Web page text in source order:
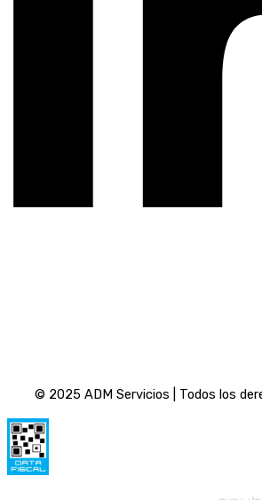
© 2025 ADM Servicios | Todos los